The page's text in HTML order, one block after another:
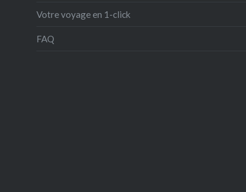
Votre voyage en 1-click
FAQ